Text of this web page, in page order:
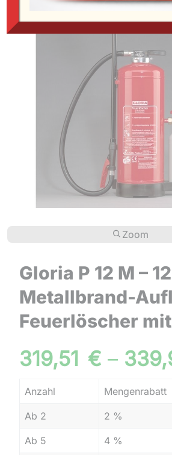
Zoom
Gloria P 12 M –
Metallbrand-
Feuerlöscher mit
319,51 € –
Anzahl Mengenrabatt
Ab 2 2 %
Ab 5 4 %